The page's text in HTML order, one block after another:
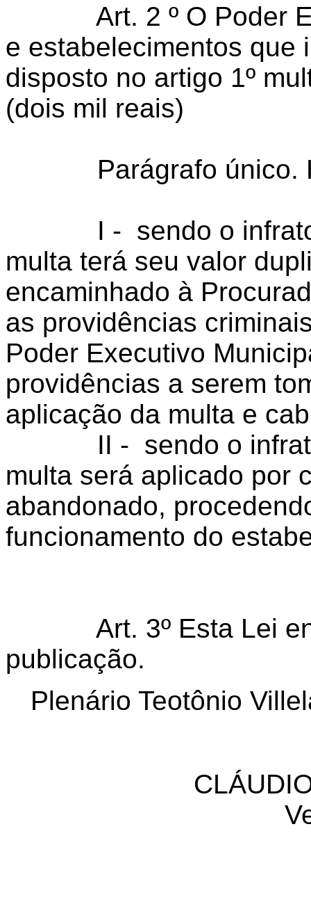
Art. 2 º O Poder
e estabelecimentos que
disposto no artigo 1º
(dois mil reais)
Parágrafo único.
I - sendo o infrator
multa terá seu valor
encaminhado à
as providências
Poder Executivo
providências a serem
aplicação da multa e
II - sendo o infrator
multa será aplicado por
abandonado,
funcionamento do
Art. 3º Esta Lei
publicação.
Plenário Teotônio